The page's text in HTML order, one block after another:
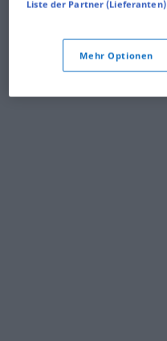
Liste der Partner (Lieferanten)
Mehr Optionen